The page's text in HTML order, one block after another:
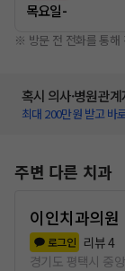
목요일-
※ 방문 전 전화를 통해
혹시 의사·병원관
최대 200만원 받고 바
주변 다른 치과
이인치과의원
로그인 리뷰4
경기도 평택시 중